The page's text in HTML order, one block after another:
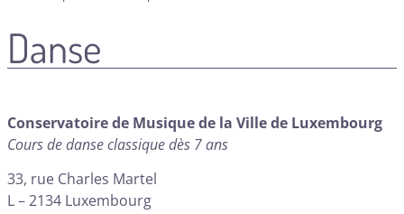
Danse
Conservatoire de Musique de la Ville de Luxembourg
Cours de danse classique dès 7 ans
33, rue Charles Martel
L – 2134 Luxembourg